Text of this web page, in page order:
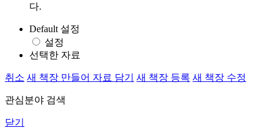
다.
Default 설정
설정
선택한 자료
취소 새 책장 만들어 자료 담기 새 책장 등록 새 책장 수정
관심분야 검색
닫기